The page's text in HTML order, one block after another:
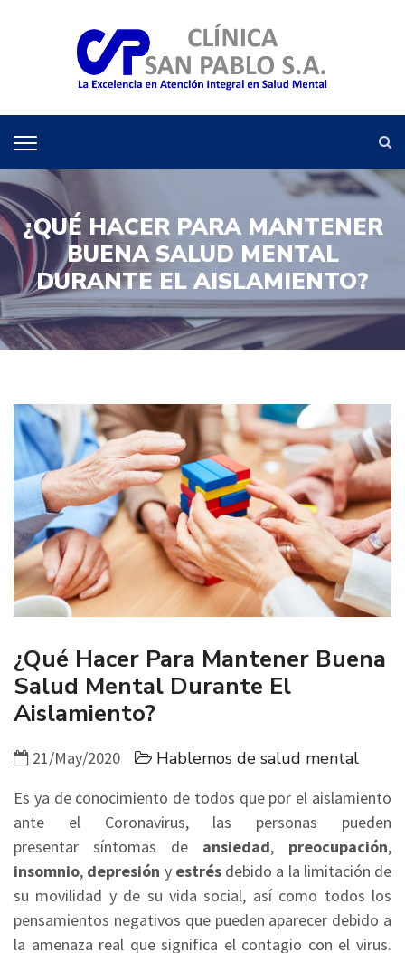
¿QUÉ HACER PARA MANTENER
BUENA SALUD MENTAL
DURANTE EL AISLAMIENTO?
¿Qué Hacer Para Mantener Buena
Salud Mental Durante El
Aislamiento?
21/May/2020 Hablemos de salud mental
Es ya de conocimiento de todos que por el aislamiento
ante el Coronavirus, las personas pueden
presentar síntomas de ansiedad, preocupación,
insomnio, depresión y estrésdebido a la limitación de
su movilidad y de su vida social, así como todos los
pensamientos negativos que pueden aparecer debido a
la amenaza real que significa el contagio con el virus.